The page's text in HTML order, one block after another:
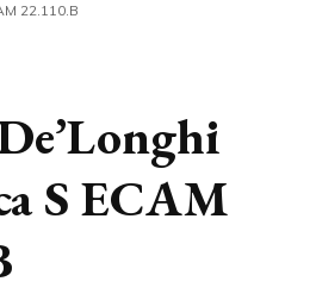
22.110.B
S ECAM